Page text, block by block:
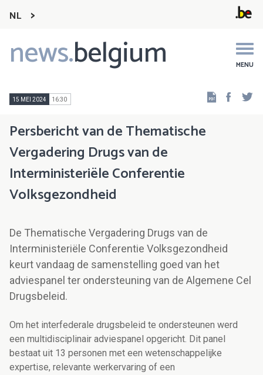
NL
news.belgium MENU
Main
navigation
15 MEI 2024 16:30
Persbericht van de Thematische
Vergadering Drugs van de
Interministeriële Conferentie
Volksgezondheid
De Thematische Vergadering Drugs van de
Interministeriële Conferentie Volksgezondheid
keurt vandaag de samenstelling goed van het
adviespanel ter ondersteuning van de Algemene Cel
Drugsbeleid.
Om het interfederale drugsbeleid te ondersteunen werd
een multidisciplinair adviespanel opgericht. Dit panel
bestaat uit 13 personen met een wetenschappelijke
expertise, relevante werkervaring of een